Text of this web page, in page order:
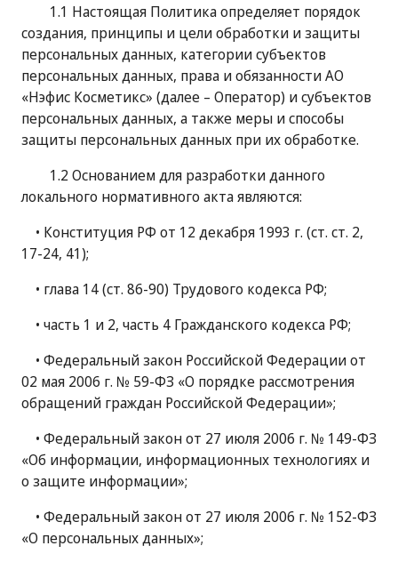
1.1 Настоящая Политика определяет порядок
создания, принципы и цели обработки и защиты
персональных данных, категории субъектов
персональных данных, права и обязанности АО
«Нэфис Косметикс» (далее – Оператор) и субъектов
персональных данных, а также меры и способы
защиты персональных данных при их обработке.
1.2 Основанием для разработки данного
локального нормативного акта являются:
• Конституция РФ от 12 декабря 1993 г. (ст. ст. 2,
17-24, 41);
• глава 14 (ст. 86-90) Трудового кодекса РФ;
• часть 1 и 2, часть 4 Гражданского кодекса РФ;
• Федеральный закон Российской Федерации от
02 мая 2006 г. № 59-ФЗ «О порядке рассмотрения
обращений граждан Российской Федерации»;
• Федеральный закон от 27 июля 2006 г. № 149-ФЗ
«Об информации, информационных технологиях и
о защите информации»;
• Федеральный закон от 27 июля 2006 г. № 152-ФЗ
«О персональных данных»;